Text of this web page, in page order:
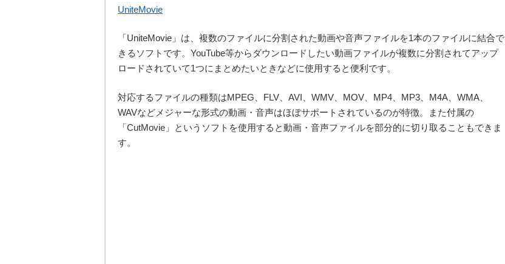
UniteMovie
「UniteMovie」は、複数のファイルに分割された動画や音声ファイルを1本のファイルに結合で
きるソフトです。YouTube等からダウンロードしたい動画ファイルが複数に分割されてアップ
ロードされていて1つにまとめたいときなどに使用すると便利です。
対応するファイルの種類はMPEG、FLV、AVI、WMV、MOV、MP4、MP3、M4A、WMA、
WAVなどメジャーな形式の動画・音声はほぼサポートされているのが特徴。また付属の
「CutMovie」というソフトを使用すると動画・音声ファイルを部分的に切り取ることもできま
す。